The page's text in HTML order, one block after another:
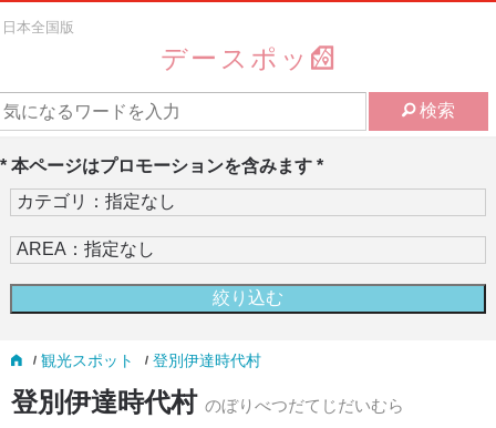
日本全国版
デースポッ
検索
* 本ページはプロモーションを含みます *
観光スポット 登別伊達時代村
登別伊達時代村 のぼりべつだてじだいむら